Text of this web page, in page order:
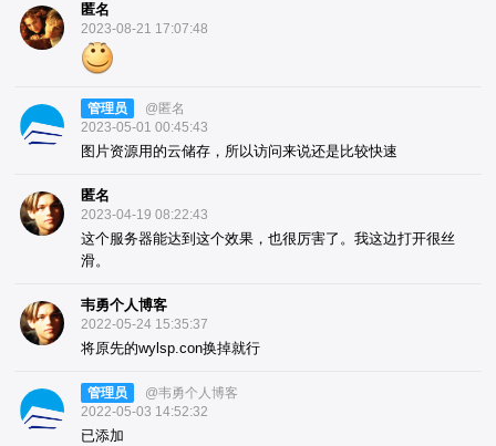
匿名
2023-08-21 17:07:48
管理员
@匿名
2023-05-01 00:45:43
图片资源用的云储存，所以访问来说还是比较快速
匿名
2023-04-19 08:22:43
这个服务器能达到这个效果，也很厉害了。我这边打开很丝
滑。
韦勇个人博客
2022-05-24 15:35:37
将原先的wylsp.con换掉就行
管理员
@韦勇个人博客
2022-05-03 14:52:32
已添加